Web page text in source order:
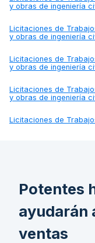
y obras de ingeniería
Licitaciones de
y obras de ingeniería
Licitaciones de
y obras de ingeniería
Licitaciones de
y obras de ingeniería
Licitaciones de
Potentes
ayudarán
ventas